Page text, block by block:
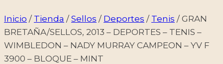
Inicio / Tienda / Sellos / Deportes / Tenis / GRAN
BRETAÑA/SELLOS, 2013 – DEPORTES – TENIS –
WIMBLEDON – NADY MURRAY CAMPEON – YV F
3900 – BLOQUE – MINT